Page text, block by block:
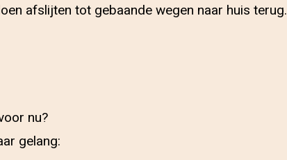
afslijten tot gebaande wegen naar huis terug.
nu?
gelang: